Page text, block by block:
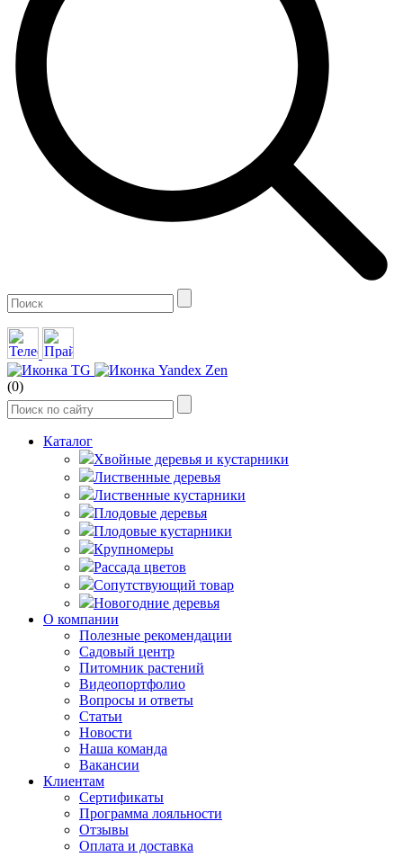
(0)
Каталог
Хвойные деревья и кустарники
Лиственные деревья
Лиственные кустарники
Плодовые деревья
Плодовые кустарники
Крупномеры
Рассада цветов
Сопутствующий товар
Новогодние деревья
О компании
Полезные рекомендации
Садовый центр
Питомник растений
Видеопортфолио
Вопросы и ответы
Статьи
Новости
Наша команда
Вакансии
Клиентам
Сертификаты
Программа лояльности
Отзывы
Оплата и доставка